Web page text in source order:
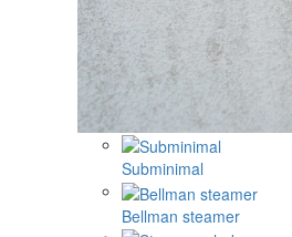
Subminimal
Bellman steamer